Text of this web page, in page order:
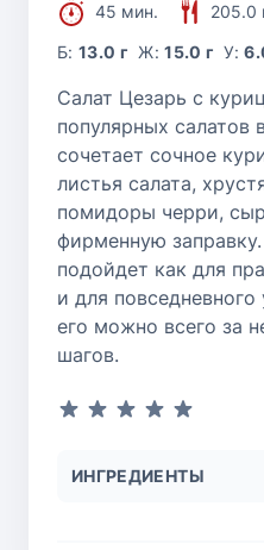
45 мин.
205.0
Б:13.0 г Ж:15.0 г У:
Салат Цезарь с
популярных салатов
сочетает сочное
листья салата,
помидоры черри,
фирменную
подойдет как для
и для
его можно всего за
шагов.
ИНГРЕДИЕНТЫ